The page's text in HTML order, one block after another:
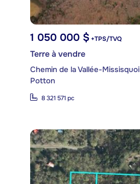
1 050 000 $ +TPS/TVQ
Terre à vendre
Chemin de la Vallée-Missisquoi
Potton
8 321 571 pc